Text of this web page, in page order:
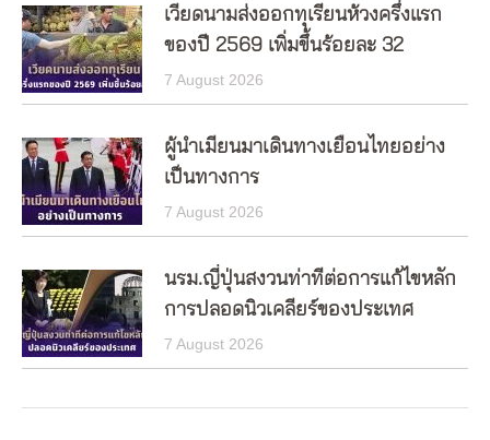
เวียดนามส่งออกทุเรียนห้วงครึ่งแรก
ของปี 2569 เพิ่มขึ้นร้อยละ 32
7 August 2026
ผู้นำเมียนมาเดินทางเยือนไทยอย่าง
เป็นทางการ
7 August 2026
นรม.ญี่ปุ่นสงวนท่าทีต่อการแก้ไขหลัก
การปลอดนิวเคลียร์ของประเทศ
7 August 2026